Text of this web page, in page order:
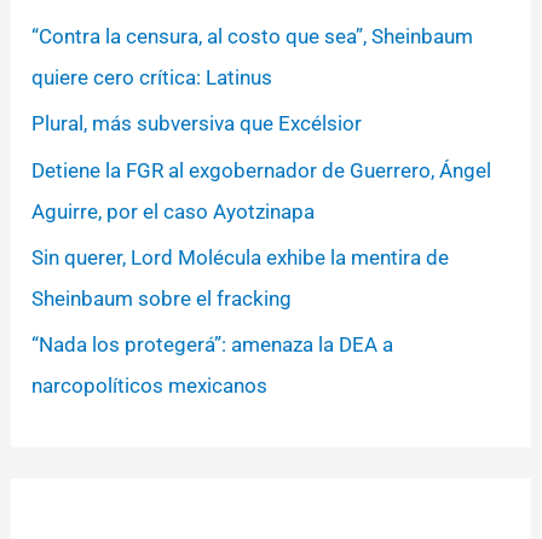
“Contra la censura, al costo que sea”, Sheinbaum
quiere cero crítica: Latinus
Plural, más subversiva que Excélsior
Detiene la FGR al exgobernador de Guerrero, Ángel
Aguirre, por el caso Ayotzinapa
Sin querer, Lord Molécula exhibe la mentira de
Sheinbaum sobre el fracking
“Nada los protegerá”: amenaza la DEA a
narcopolíticos mexicanos